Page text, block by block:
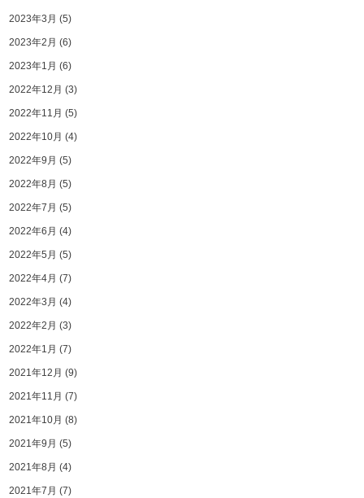
2023年3月 (5)
2023年2月 (6)
2023年1月 (6)
2022年12月 (3)
2022年11月 (5)
2022年10月 (4)
2022年9月 (5)
2022年8月 (5)
2022年7月 (5)
2022年6月 (4)
2022年5月 (5)
2022年4月 (7)
2022年3月 (4)
2022年2月 (3)
2022年1月 (7)
2021年12月 (9)
2021年11月 (7)
2021年10月 (8)
2021年9月 (5)
2021年8月 (4)
2021年7月 (7)